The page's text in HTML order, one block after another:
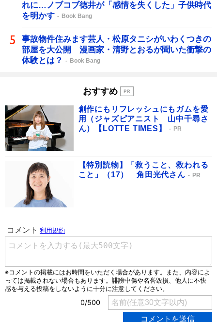
れに…ノブコブ徳井が「感情を失くした」子供時代
を明かす
Book Bang
事故物件住みます芸人・松原タニシがいわくつきの
部屋を大公開 漫画家・清野とおるが聞いた衝撃の
体験とは？
Book Bang
おすすめ
創作にもリフレッシュにもガムを愛
用（ジャズピアニスト 山中千尋さ
ん）【LOTTE TIMES】
PR
【特別読物】「救うこと、救われる
こと」（17） 角田光代さん
PR